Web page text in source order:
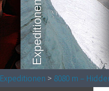
Expeditionen > 8080 m –